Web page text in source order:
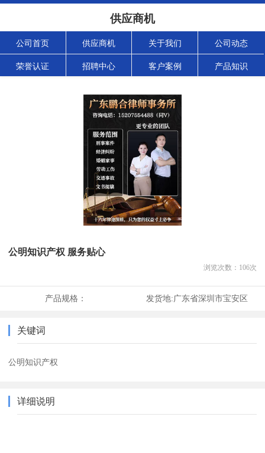
供应商机
公司首页 供应商机 关于我们 公司动态
荣誉认证 招聘中心 客户案例 产品知识
公明知识产权 服务贴心
浏览次数： 106次
产品规格： 发货地:广东省深圳市宝安区
关键词
公明知识产权
详细说明